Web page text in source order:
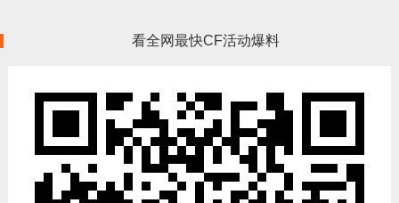
看全网最快CF活动爆料